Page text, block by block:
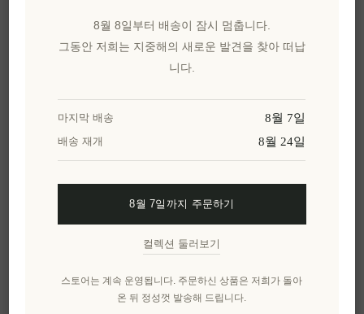
자동으로 수집되는 데이터: IP 주소, 웹
브라우저 유형, 운영 체제 및 이 웹사이
3. 당사의 데이터 활용
이터를 사용합니다:
주문 처리 및 고객 지원 담당.
제품 및 웹사이트 기능 개선.
적으로 동의한 경우에만 해당).
8월 8일부터 배송이 잠시 멈춥니다.
그동안 저희는 지중해의 새로운 발견을 찾아 떠납
니다.
마지막 배송 8월 7일
배송 재개 8월 24일
8월 7일까지 주문하기
컬렉션 둘러보기
스토어는 계속 운영됩니다. 주문하신 상품은 저희가 돌아
온 뒤 정성껏 발송해 드립니다.